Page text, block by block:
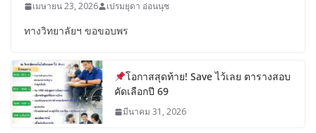
เมษายน 23, 2026 เปรมยุดา อ่อนนุช
ทางวิทยาลัยฯ ขอขอบพร
โอกาสสุดท้าย! Save ไว้เลย ตารางสอบ
คัดเลือกปี 69
มีนาคม 31, 2026